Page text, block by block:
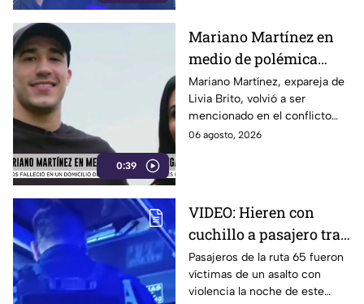
0:39
Mariano Martínez en
medio de polémica
legal
Mariano Martínez, expareja de
Livia Brito, volvió a ser
mencionado en el conflicto
legal que la actriz mantiene
06 agosto, 2026
VIDEO: Hieren con
cuchillo a pasajero tras
asalto a Ruta 65 en
Puebla
Pasajeros de la ruta 65 fueron
víctimas de un asalto con
violencia la noche de este